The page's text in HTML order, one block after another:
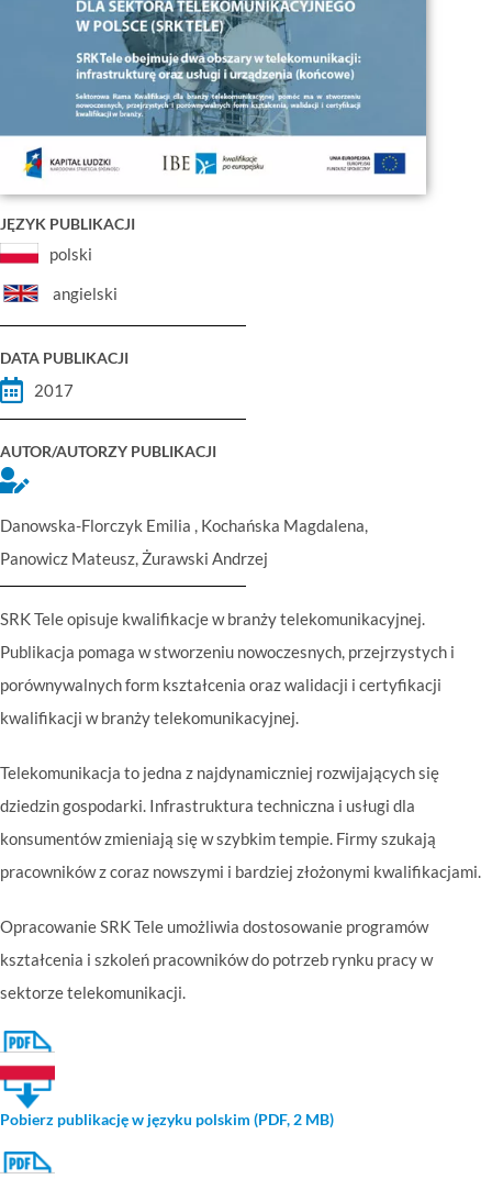
SRK Tele opisuje kwalifikacje w branży telekomunikacyjnej.
Publikacja pomaga w stworzeniu nowoczesnych, przejrzystych i
porównywalnych form kształcenia oraz walidacji i certyfikacji
kwalifikacji w branży telekomunikacyjnej.
Telekomunikacja to jedna z najdynamiczniej rozwijających się
dziedzin gospodarki. Infrastruktura techniczna i usługi dla
konsumentów zmieniają się w szybkim tempie. Firmy szukają
pracowników z coraz nowszymi i bardziej złożonymi kwalifikacjami.
Opracowanie SRK Tele umożliwia dostosowanie programów
kształcenia i szkoleń pracowników do potrzeb rynku pracy w
sektorze telekomunikacji.
Pobierz publikację w języku polskim (PDF, 2 MB)
JĘZYK PUBLIKACJI
polski
angielski
DATA PUBLIKACJI
2017
AUTOR/AUTORZY PUBLIKACJI
Danowska-Florczyk Emilia , Kochańska Magdalena,
Panowicz Mateusz, Żurawski Andrzej